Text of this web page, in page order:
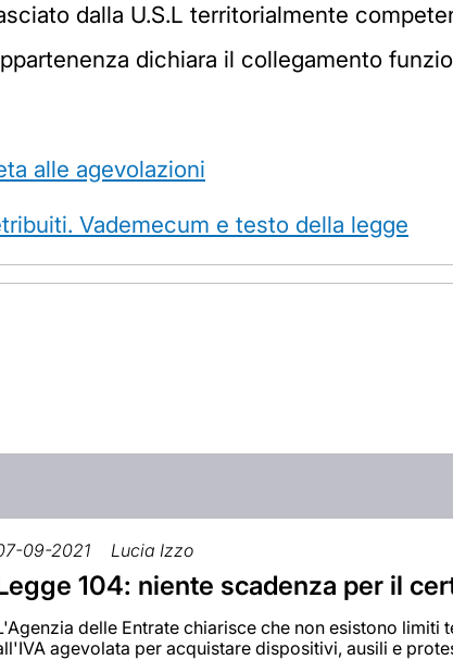
dalla U.S.L territorialmente
dichiara il collegamento
alle agevolazioni
Vademecum e testo della legge
09-2021 Lucia Izzo
104: niente scadenza per il
delle Entrate chiarisce che non esistono
agevolata per acquistare dispositivi, ausili e